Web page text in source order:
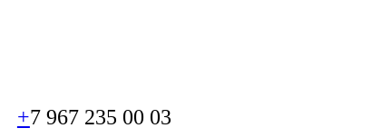
+7 967 235 00 03